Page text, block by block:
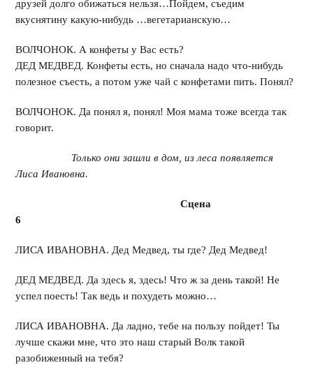
друзей долго обижаться нельзя…Пойдем, съедим
вкуснятину какую-нибудь …вегетарианскую…
ВОЛЧОНОК. А конфеты у Вас есть?
ДЕД МЕДВЕД. Конфеты есть, но сначала надо что-нибудь
полезное съесть, а потом уже чай с конфетами пить. Понял?
ВОЛЧОНОК. Да понял я, понял! Моя мама тоже всегда так
говорит.
Только они зашли в дом, из леса появляется
Лиса Ивановна.
Сцена
6
ЛИСА ИВАНОВНА. Дед Медвед, ты где? Дед Медвед!
ДЕД МЕДВЕД. Да здесь я, здесь! Что ж за день такой! Не
успел поесть! Так ведь и похудеть можно…
ЛИСА ИВАНОВНА. Да ладно, тебе на пользу пойдет! Ты
лучше скажи мне, что это наш старый Волк такой
разобиженный на тебя?